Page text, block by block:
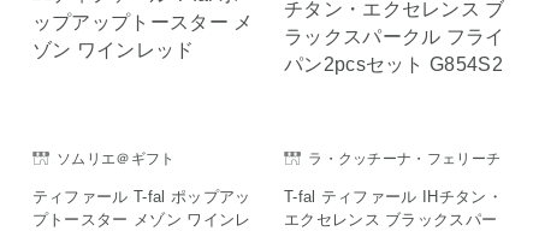
ソムリエ＠ギフト
ティファール T-fal ポップアッ
プトースター メゾン ワインレ
ラ・クッチーナ・フェリーチ
T-fal ティファール IHチタン・
エクセレンス ブラックスパー